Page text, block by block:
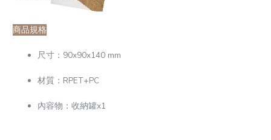
商品規格
尺寸：90x90x140 mm
材質：RPET+PC
內容物：收納罐x1